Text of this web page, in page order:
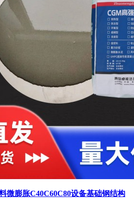
微膨胀C40C60C80设备基础钢结构